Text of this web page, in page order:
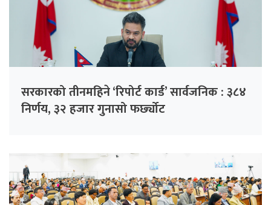
सरकारको तीनमहिने ‘रिपोर्ट कार्ड’ सार्वजनिक : ३८४
निर्णय, ३२ हजार गुनासो फर्छ्योट